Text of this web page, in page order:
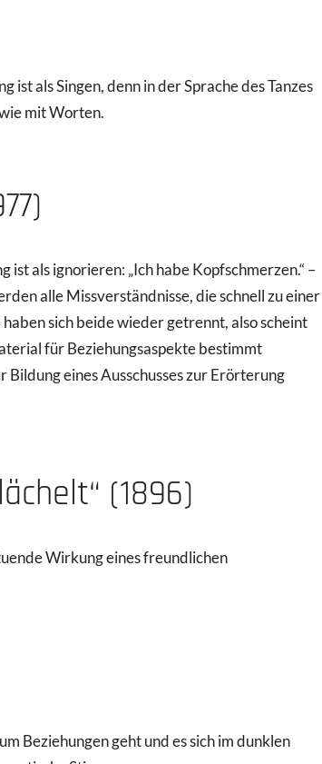
ist als Singen, denn in der Sprache des Tanzes
mit Worten.
ist als ignorieren: „Ich habe Kopfschmerzen.“ –
alle Missverständnisse, die schnell zu einer
sich beide wieder getrennt, also scheint
für Beziehungsaspekte bestimmt
eines Ausschusses zur Erörterung
(1896)
Wirkung eines freundlichen
Beziehungen geht und es sich im dunklen